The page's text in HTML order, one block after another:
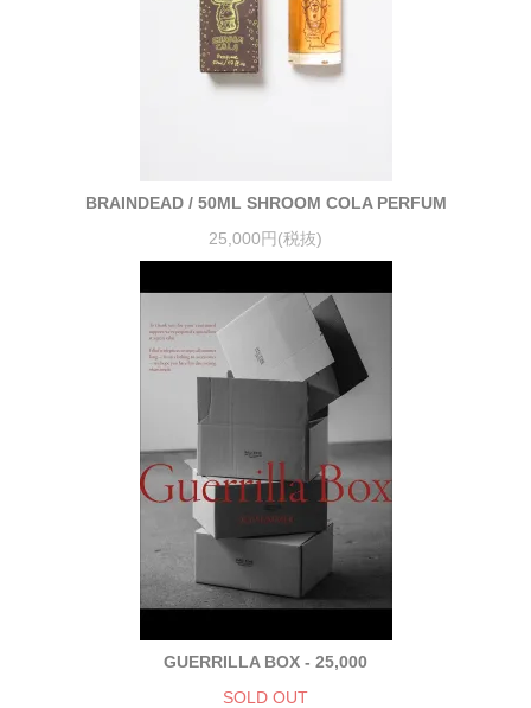
BRAINDEAD / 50ML SHROOM COLA PERFUM
25,000円(税抜)
GUERRILLA BOX - 25,000
SOLD OUT